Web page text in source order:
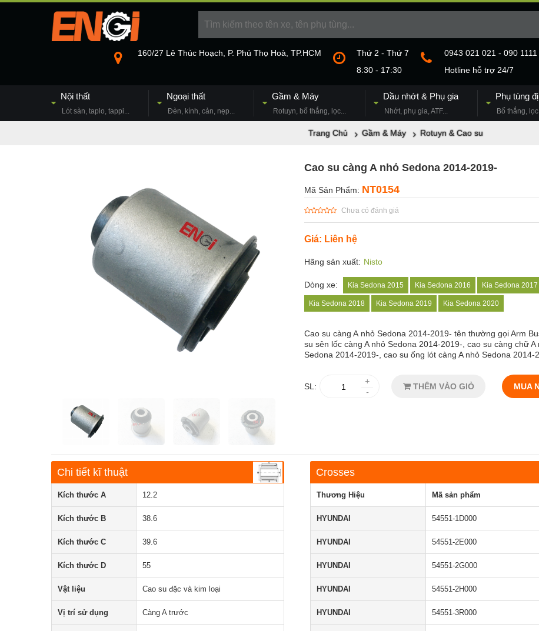
160/27 Lê Thúc Hoạch, P. Phú Thọ Hoà, TP.HCM
Thứ 2 - Thứ 7
8:30 - 17:30
0943 021 021 - 090
Hotline hỗ trợ 24/7
Nội thất
Lót sàn, taplo, tappi...
Ngoại thất
Đèn, kính, cản, nẹp...
Gầm & Máy
Rotuyn, bố thắng, lọc...
Dầu nhớt & Phụ gia
Nhớt, phụ gia, ATF...
Phụ tùng
Bố thắng,
Trang Chủ Gầm & Máy Rotuyn & Cao su
Cao su càng A nhỏ Sedona 2014-2019-
Mã Sản Phẩm: NT0154
Chưa có đánh giá
Giá: Liên hệ
Hãng sản xuất: Nisto
Dòng xe: Kia Sedona 2015 Kia Sedona 2016 Kia Sedona 2017
Kia Sedona 2018 Kia Sedona 2019 Kia Sedona 2020
Cao su càng A nhỏ Sedona 2014-2019- tên thường gọi Arm
su sên lốc càng A nhỏ Sedona 2014-2019-, cao su càng chữ A
Sedona 2014-2019-, cao su ống lót càng A nhỏ Sedona 2014-
SL:
+
-
THÊM VÀO GIỎ MUA
Chi tiết kĩ thuật
Kích thước A 12.2
Kích thước B 38.6
Kích thước C 39.6
Kích thước D 55
Vật liệu Cao su đặc và kim loại
Vị trí sử dụng Càng A trước
Crosses
Thương Hiệu Mã sản phẩm
HYUNDAI 54551-1D000
HYUNDAI 54551-2E000
HYUNDAI 54551-2G000
HYUNDAI 54551-2H000
HYUNDAI 54551-3R000